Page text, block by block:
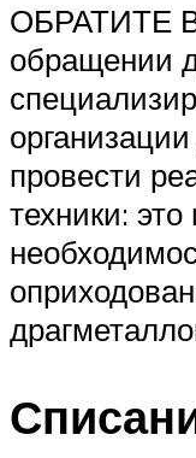
ОБРАТИТЕ
обращении
провести
техники: это